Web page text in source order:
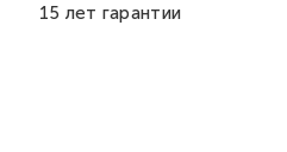
15 лет гарантии